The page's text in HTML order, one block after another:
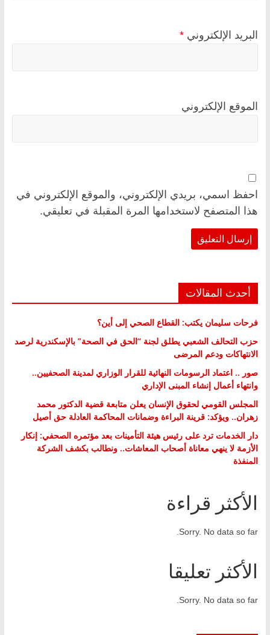
البريد الإلكتروني *
الموقع الإلكتروني
احفظ اسمي، بريدي الإلكتروني، والموقع الإلكتروني في
هذا المتصفح لاستخدامها المرة المقبلة في تعليقي.
أحدث المقالات
فرحات سليمان يكتب: القطاع الصحي إلى أين؟
حزب التحالف الشعبي يطلق لجنة “الحق في الصحة” بالإسكندرية لرصد
الانتهاكات ودعم المرضى
صور .. اعتماد الرسومات النهائية للقرار الوزاري لمدينة الصحفيين..
وانتهاء أعمال إنشاء المبنى الإداري
المجلس القومي لحقوق الإنسان يعلن متابعة قضية الدكتور محمد
زهران.. ويؤكد: قرينة البراءة وضمانات المحاكمة العادلة حق أصيل
دار الخدمات ترد على رئيس هيئة التأمينات بعد مؤتمره الصحفي: إنكار
الأزمة لا ينهي معاناة أصحاب المعاشات.. ونطالب بكشف الشركة
المنفذة
الأكثر قراءة
Sorry. No data so far.
الأكثر تعليقا
Sorry. No data so far.